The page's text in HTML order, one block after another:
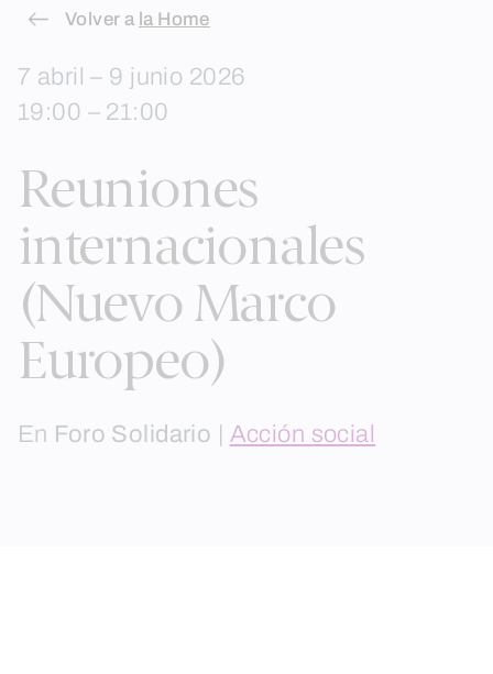
Skip
content
Volver a la Home
7 abril – 9 junio 2026
19:00 – 21:00
Reuniones
internacionales
(Nuevo Marco
Europeo)
En Foro Solidario Acción social